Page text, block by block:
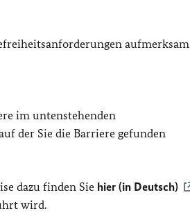
aufmerksam
im untenstehenden
der Sie die Barriere gefunden
dazu finden Sie hier (in Deutsch)
wird.